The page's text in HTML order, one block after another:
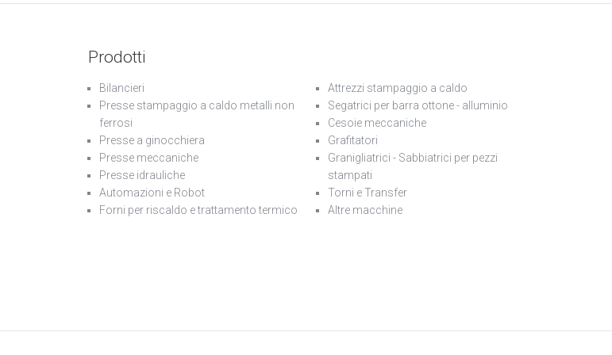
Prodotti
Bilancieri
Presse stampaggio a caldo metalli non
ferrosi
Presse a ginocchiera
Presse meccaniche
Presse idrauliche
Automazioni e Robot
Forni per riscaldo e trattamento termico
Attrezzi stampaggio a caldo
Segatrici per barra ottone - alluminio
Cesoie meccaniche
Grafitatori
Granigliatrici - Sabbiatrici per pezzi
stampati
Torni e Transfer
Altre macchine